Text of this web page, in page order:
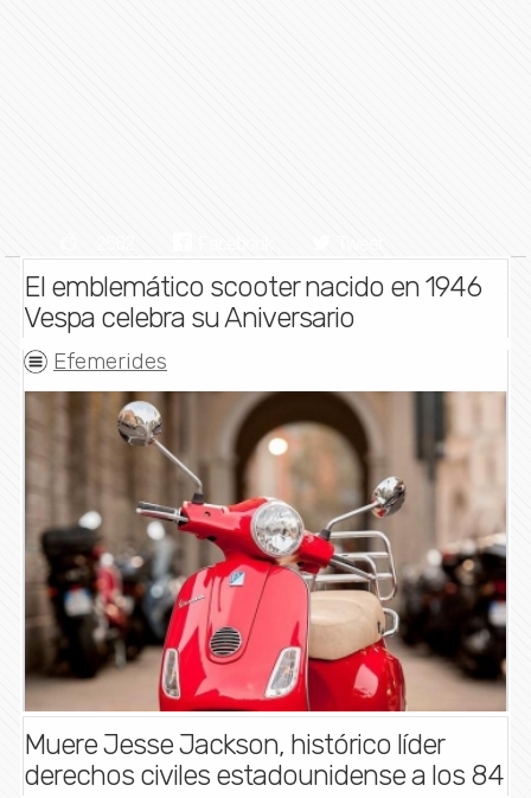
El emblemático scooter nacido en 1946
Vespa celebra su Aniversario
Efemerides
Muere Jesse Jackson, histórico líder
derechos civiles estadounidense a los 84